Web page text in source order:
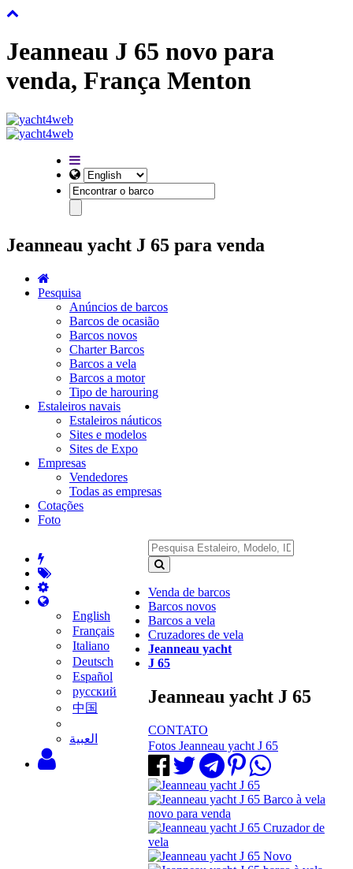
Jeanneau J 65 novo para
venda, França Menton
Jeanneau yacht J 65 para venda
Pesquisa
Anúncios de barcos
Barcos de ocasião
Barcos novos
Charter Barcos
Barcos a vela
Barcos a motor
Tipo de harouring
Estaleiros navais
Estaleiros náuticos
Sites e modelos
Sites de Expo
Empresas
Vendedores
Todas as empresas
Cotações
Foto
English
Français
Italiano
Deutsch
Español
русский
中国
‫العبية
Venda de barcos
Barcos novos
Barcos a vela
Cruzadores de vela
Jeanneau yacht
J 65
Jeanneau yacht J 65
CONTATO
Fotos Jeanneau yacht J 65